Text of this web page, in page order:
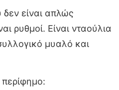
είναι απλώς
ρυθμοί. Είναι νταούλια
μυαλό και